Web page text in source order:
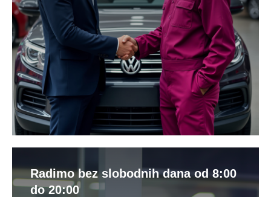
Radimo bez slobodnih dana od 8:00
do 20:00